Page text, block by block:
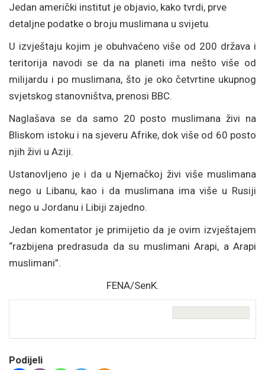
Jedan američki institut je objavio, kako tvrdi, prve
detaljne podatke o broju muslimana u svijetu.
U izvještaju kojim je obuhvaćeno više od 200 država i
teritorija navodi se da na planeti ima nešto više od
milijardu i po muslimana, što je oko četvrtine ukupnog
svjetskog stanovništva, prenosi BBC.
Naglašava se da samo 20 posto muslimana živi na
Bliskom istoku i na sjeveru Afrike, dok više od 60 posto
njih živi u Aziji.
Ustanovljeno je i da u Njemačkoj živi više muslimana
nego u Libanu, kao i da muslimana ima više u Rusiji
nego u Jordanu i Libiji zajedno.
Jedan komentator je primijetio da je ovim izvještajem
“razbijena predrasuda da su muslimani Arapi, a Arapi
muslimani”.
FENA/SenK.
Podijeli